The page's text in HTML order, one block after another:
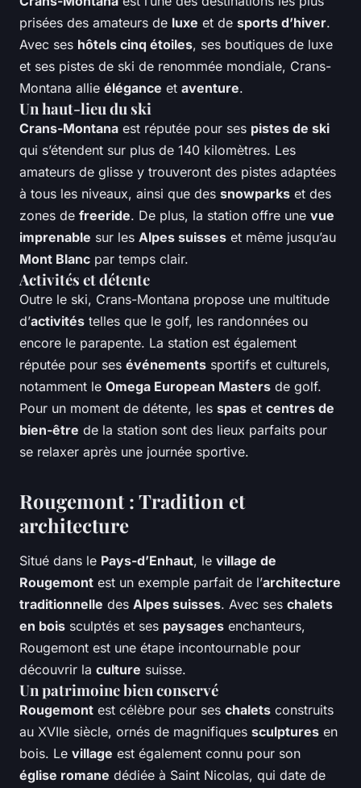
prisées des amateurs de luxe et de sports d’hiver.
Avec ses hôtels cinq étoiles, ses boutiques de luxe
et ses pistes de ski de renommée mondiale, Crans-
Montana allie élégance et aventure.
Un haut-lieu du ski
Crans-Montana est réputée pour ses pistes de ski
qui s’étendent sur plus de 140 kilomètres. Les
amateurs de glisse y trouveront des pistes adaptées
à tous les niveaux, ainsi que des snowparks et des
zones de freeride. De plus, la station offre une vue
imprenable sur les Alpes suisses et même jusqu’au
Mont Blanc par temps clair.
Activités et détente
Outre le ski, Crans-Montana propose une multitude
d’activités telles que le golf, les randonnées ou
encore le parapente. La station est également
réputée pour ses événements sportifs et culturels,
notamment le Omega European Masters de golf.
Pour un moment de détente, les spas et centres de
bien-être de la station sont des lieux parfaits pour
se relaxer après une journée sportive.
Rougemont : Tradition et
architecture
Situé dans le Pays-d’Enhaut, le village de
Rougemont est un exemple parfait de l’architecture
traditionnelle des Alpes suisses. Avec ses chalets
en bois sculptés et ses paysages enchanteurs,
Rougemont est une étape incontournable pour
découvrir la culture suisse.
Un patrimoine bien conservé
Rougemont est célèbre pour ses chalets construits
au XVIIe siècle, ornés de magnifiques sculptures en
bois. Le village est également connu pour son
église romane dédiée à Saint Nicolas, qui date de